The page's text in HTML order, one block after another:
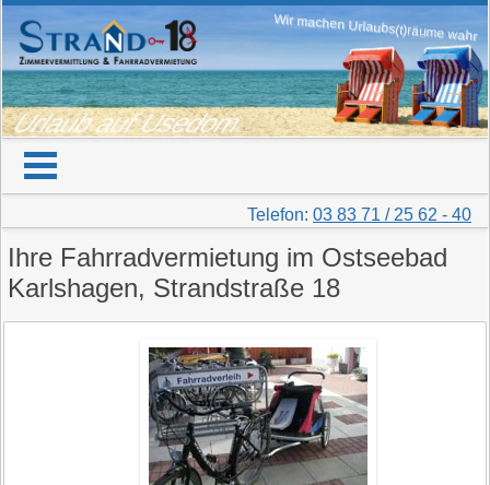
Wir machen Urlaubs(t)räume wahr
Urlaub auf Usedom
Telefon: 03 83 71 / 25 62 - 40
Ihre Fahrradvermietung im Ostseebad
Karlshagen, Strandstraße 18